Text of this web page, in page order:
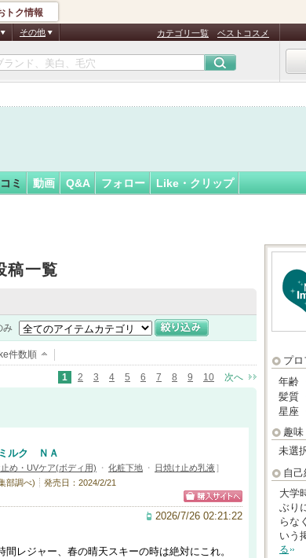
トク情報
その他 カテゴリ一覧 ベストコスメ
さん
ミ 動画 Q&A フォロー Like・クリップ
稿一覧
み
件数順
1 2 3 4 5 6 7 8 9 10 次へ
ルク ＮＡ
め・UVケア(ボディ用) ・ 化粧下地 ・ 日焼け止め乳液]
部調べ)
発売日：2024/2/21
2026/7/26 02:21:22
レジャー、春の晴天スキーの時は絶対にこれ。
プ
年齢
髪質
星座
趣味
未選
自
大学
ぶり
らな
いう
る